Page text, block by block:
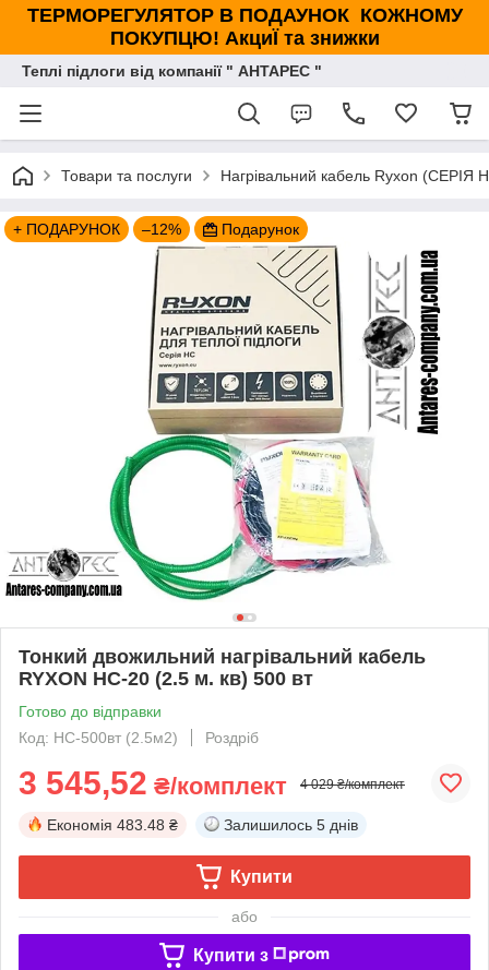
ТЕРМОРЕГУЛЯТОР В ПОДАУНОК КОЖНОМУ
ПОКУПЦЮ! АкциЇ та знижки
Теплі підлоги від компанії " АНТАРЕС "
Товари та послуги Нагрівальний кабель Ryxon (СЕРІЯ
+ ПОДАРУНОК –12% Подарунок
Тонкий двожильний нагрівальний кабель
RYXON HC-20 (2.5 м. кв) 500 вт
Готово до відправки
Код: HC-500вт (2.5м2)
Роздріб
3 545,52 ₴/комплект 4 029 ₴/комплект
Економія 483.48 ₴ Залишилось 5 днів
Купити
або
Купити з